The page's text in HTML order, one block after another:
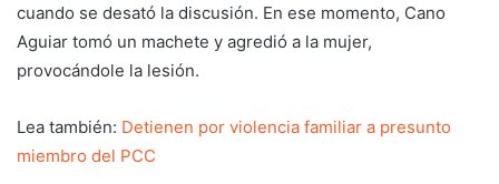
cuando se desató la discusión. En ese momento, Cano
Aguiar tomó un machete y agredió a la mujer,
provocándole la lesión.
Lea también: Detienen por violencia familiar a presunto
miembro del PCC